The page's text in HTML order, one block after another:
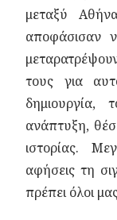
μεταξύ
αποφάσισαν
τους για
δημιουργία,
ανάπτυξη,
ιστορίας.
αφήσεις τη
πρέπει όλοι